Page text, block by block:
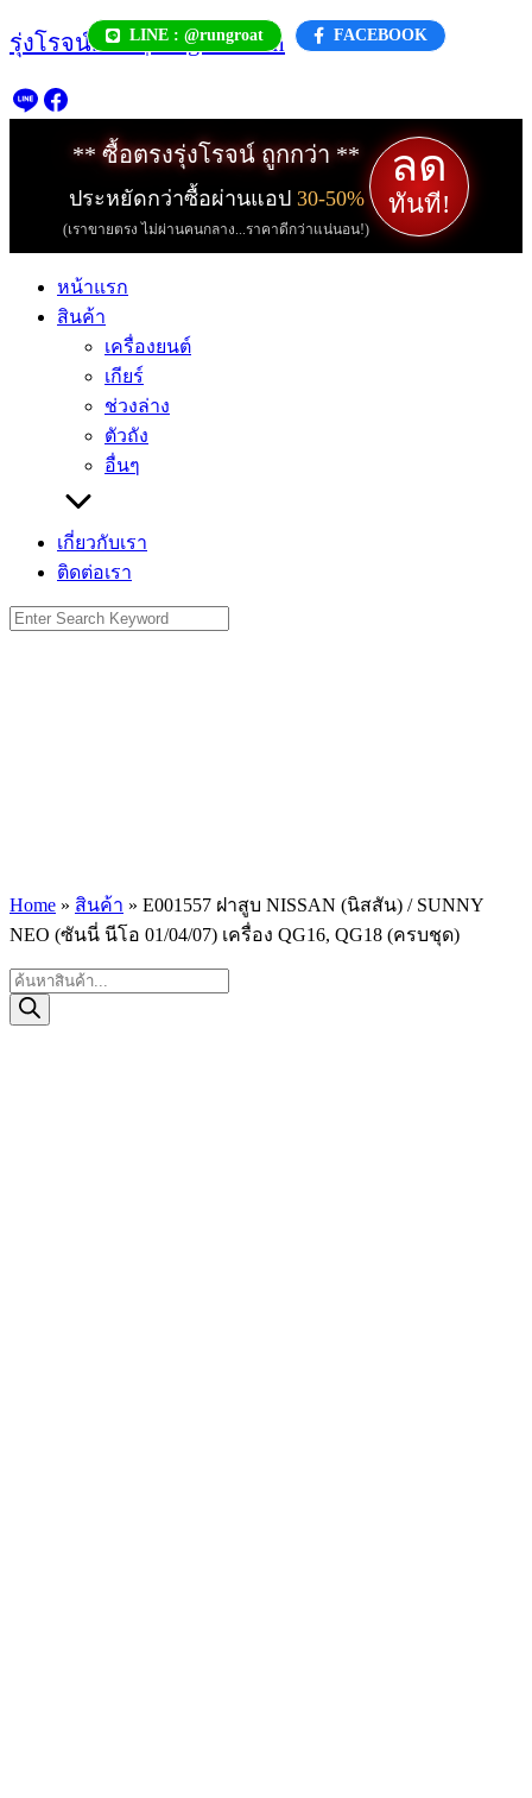
Skip
to
LINE : @rungroat FACEBOOK
รุ่งโรจน์.com | rungroat.com
** ซื้อตรงรุ่งโรจน์ ถูกกว่า **
ประหยัดกว่าซื้อผ่านแอป 30-50%
(เราขายตรง ไม่ผ่านคนกลาง...ราคาดีกว่าแน่นอน!)
ลด
ทันที!
หน้าแรก
สินค้า
เครื่องยนต์
เกียร์
ช่วงล่าง
ตัวถัง
อื่นๆ
เกี่ยวกับเรา
ติดต่อเรา
Search
for:
Home » สินค้า » E001557 ฝาสูบ NISSAN (นิสสัน) / SUNNY
NEO (ซันนี่ นีโอ 01/04/07) เครื่อง QG16, QG18 (ครบชุด)
Products
search